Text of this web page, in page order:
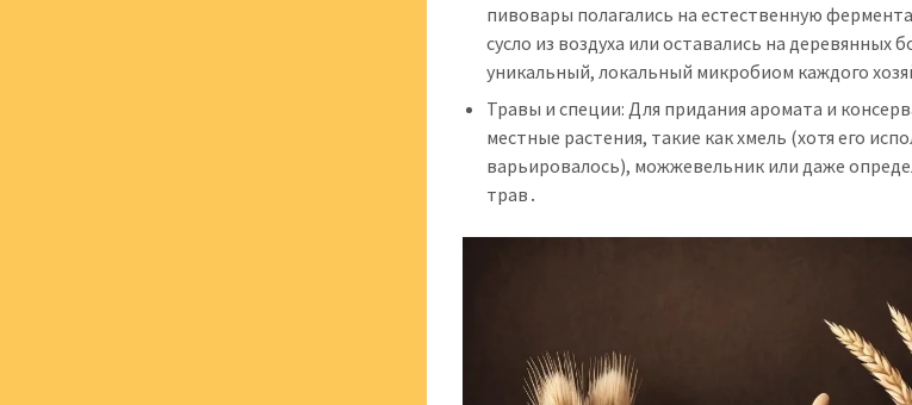
пивовары полагались на естественную
сусло из воздуха или оставались на деревянных
уникальный, локальный микробиом каждого
Травы и специи: Для придания аромата и
местные растения, такие как хмель (хотя его
варьировалось), можжевельник или даже
трав․